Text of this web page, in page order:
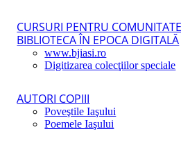
CURSURI PENTRU COMUNITATE
BIBLIOTECA ÎN EPOCA DIGITALĂ
www.bjiasi.ro
Digitizarea colecţiilor speciale
AUTORI COPIII
Poveştile Iaşului
Poemele Iaşului